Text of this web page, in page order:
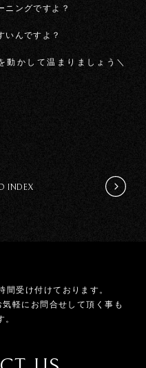
ニングですよ？
いんですよ？
動かして温まりましょう＼
INDEX
間受け付けております。
軽にお問合せして頂く事も
。